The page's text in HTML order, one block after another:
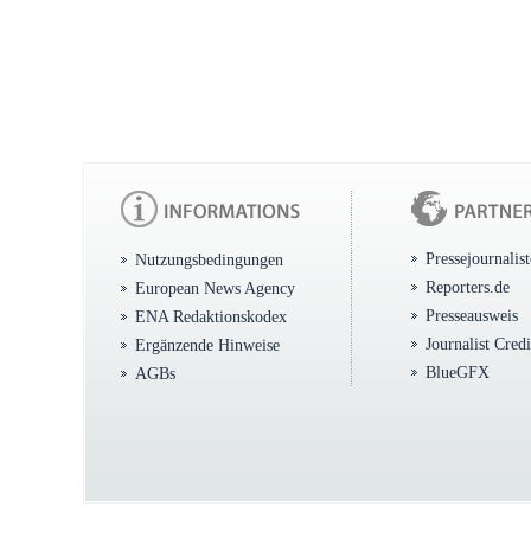
Nutzungsbedingungen
European News Agency
ENA Redaktionskodex
Ergänzende Hinweise
AGBs
Reporters.de
Presseausweis
Journalist
BlueGFX